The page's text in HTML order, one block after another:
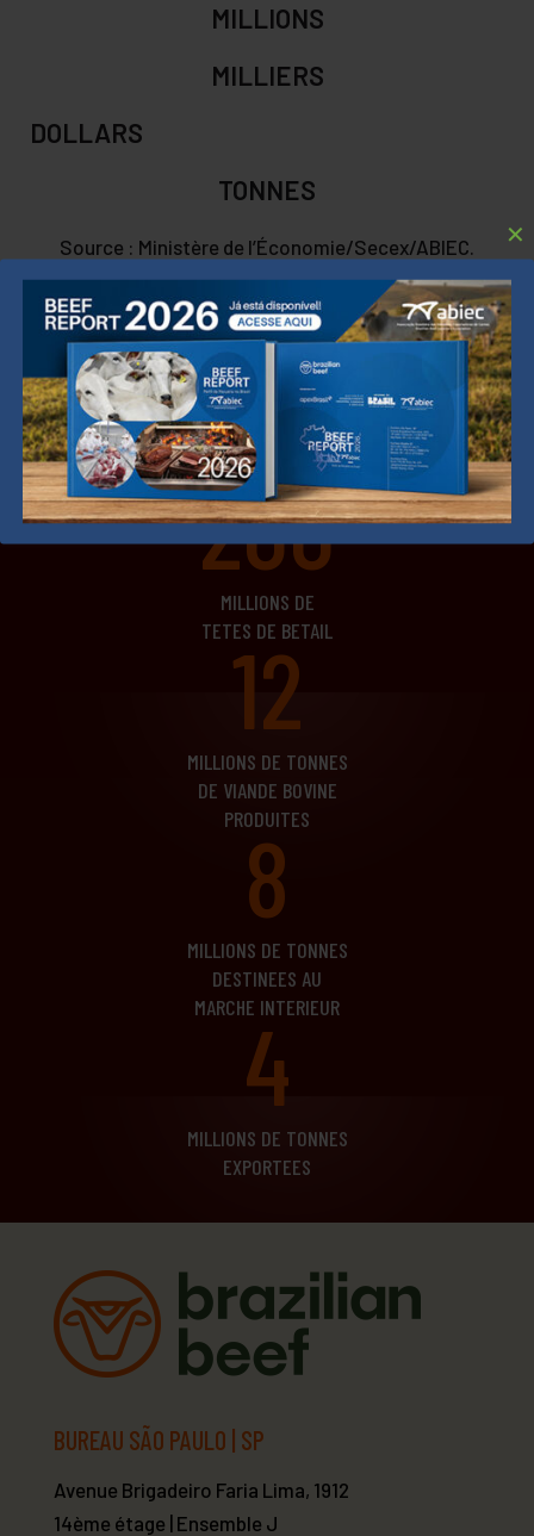
MILLIONS
MILLIERS
DOLLARS
TONNES
Source : Ministère de l’Économie/Secex/ABIEC.
PLUS
QUE
200
MILLIONS DE
TETES DE BETAIL
12
MILLIONS DE TONNES
DE VIANDE BOVINE
PRODUITES
8
MILLIONS DE TONNES
DESTINEES AU
MARCHE INTERIEUR
4
MILLIONS DE TONNES
EXPORTEES
BUREAU SÃO PAULO | SP
Avenue Brigadeiro Faria Lima, 1912
14ème étage | Ensemble J
✕